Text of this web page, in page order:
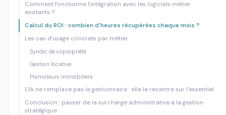
Mankova Consulting
Comment fonctionne l'intégration avec les logiciels métier
existants ?
Calcul du ROI : combien d'heures récupérées chaque mois ?
Les cas d'usage concrets par métier
Syndic de copropriété
Gestion locative
Promoteurs immobiliers
L'IA ne remplace pas le gestionnaire : elle le recentre sur l'essentiel
Conclusion : passer de la surcharge administrative à la gestion
stratégique